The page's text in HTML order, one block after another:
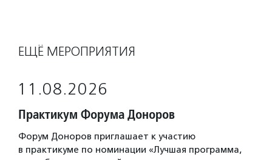
ЕЩЁ МЕРОПРИЯТИЯ
11.08.2026
Практикум Форума Доноров
Форум Доноров приглашает к участию
в практикуме по номинации «Лучшая программа,